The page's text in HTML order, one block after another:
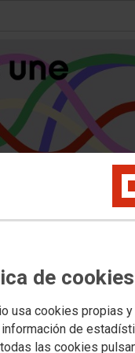
de cookies
usa cookies propias
de
las cookies
Única Común
personas